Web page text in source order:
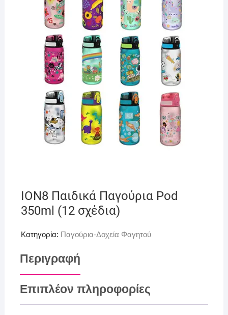
ION8 Παιδικά Παγούρια Pod
350ml (12 σχέδια)
Κατηγορία: Παγούρια-Δοχεία Φαγητού
Περιγραφή
Επιπλέον πληροφορίες